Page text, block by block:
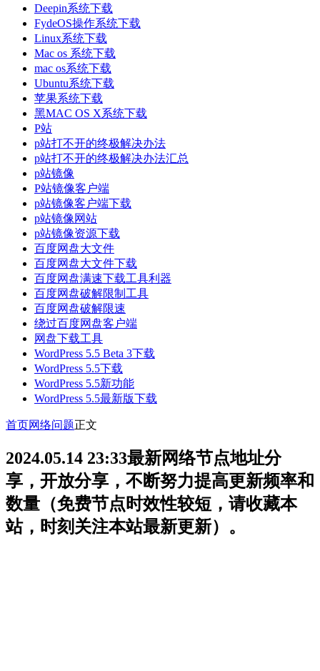
Deepin系统下载
FydeOS操作系统下载
Linux系统下载
Mac os 系统下载
mac os系统下载
Ubuntu系统下载
苹果系统下载
黑MAC OS X系统下载
P站
p站打不开的终极解决办法
p站打不开的终极解决办法汇总
p站镜像
P站镜像客户端
p站镜像客户端下载
p站镜像网站
p站镜像资源下载
百度网盘大文件
百度网盘大文件下载
百度网盘满速下载工具利器
百度网盘破解限制工具
百度网盘破解限速
绕过百度网盘客户端
网盘下载工具
WordPress 5.5 Beta 3下载
WordPress 5.5下载
WordPress 5.5新功能
WordPress 5.5最新版下载
首页网络问题正文
2024.05.14 23:33最新网络节点地址分
享，开放分享，不断努力提高更新频率和
数量（免费节点时效性较短，请收藏本
站，时刻关注本站最新更新）。